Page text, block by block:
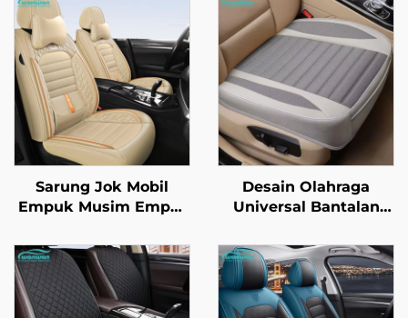
Sarung Jok Mobil
Empuk Musim Empat
Sutra Es Tahan
Ledakan Bagian
Depan Berbahan Kulit
Desain Olahraga
Universal Bantalan
Piece dengan Fitur
Pendingin dan Pijat,
Dilengkapi Kain Linen
untuk Musim